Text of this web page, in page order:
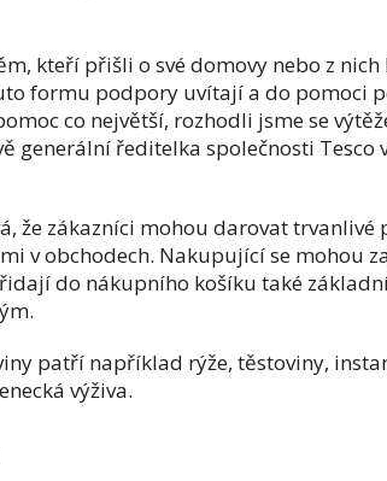
kteří přišli o své domovy nebo z
formu podpory uvítají a do pomoci
co největší, rozhodli jsme se
generální ředitelka společnosti Tesco
že zákazníci mohou darovat
v obchodech. Nakupující se mohou
do nákupního košíku také
patří například rýže, těstoviny,
výživa.